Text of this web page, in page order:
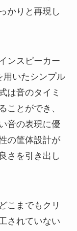
かりと再現し
ンスピーカー
用いたシンプル
は音のタイミ
ことができ、
音の表現に優
の筐体設計が
さを引き出し
こまでもクリ
されていない